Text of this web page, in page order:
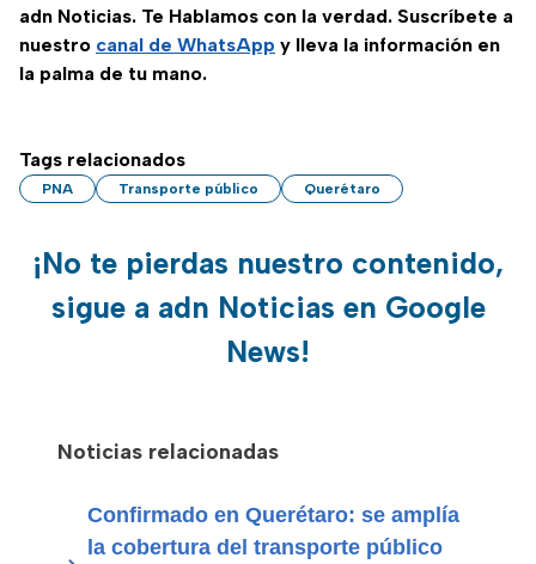
adn Noticias. Te Hablamos con la verdad. Suscríbete a
nuestro canal de WhatsApp y lleva la información en
la palma de tu mano.
Tags relacionados
PNA Transporte público Querétaro
¡No te pierdas nuestro contenido,
sigue a adn Noticias en Google
News!
Noticias relacionadas
Confirmado en Querétaro: se amplía
la cobertura del transporte público